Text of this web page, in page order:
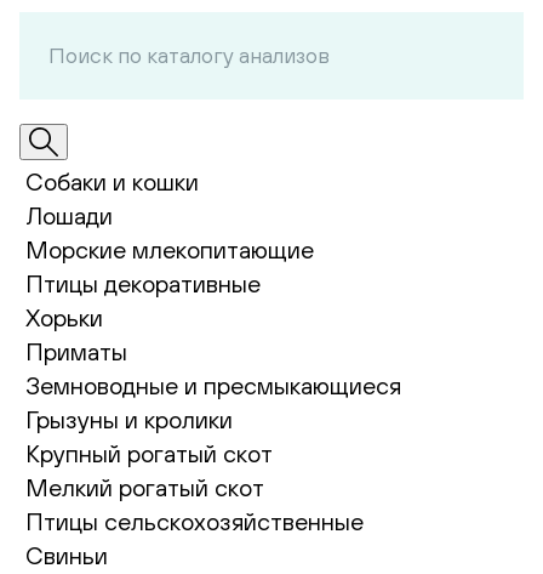
Собаки и кошки
Лошади
Морские млекопитающие
Птицы декоративные
Хорьки
Приматы
Земноводные и пресмыкающиеся
Грызуны и кролики
Крупный рогатый скот
Мелкий рогатый скот
Птицы сельскохозяйственные
Свиньи